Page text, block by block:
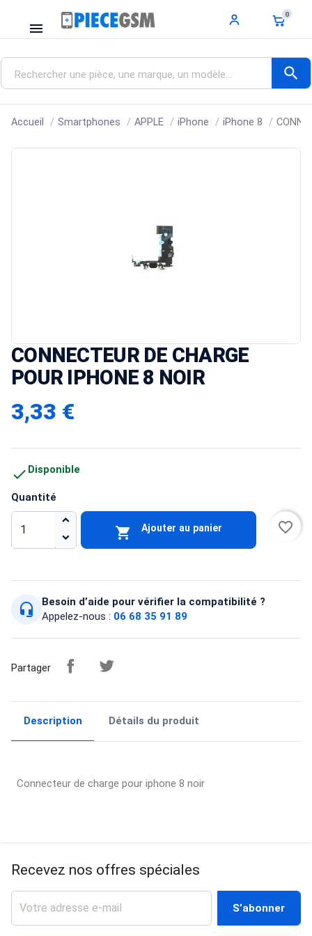
menu
0
search
Accueil Smartphones APPLE iPhone iPhone 8
CONNECTEUR DE CHARGE
POUR IPHONE 8 NOIR
3,33 €
Quantité
 Ajouter au panier favorite_border
 Disponible
headset_mic
Besoin d’aide pour vérifier la compatibilité ?
Appelez-nous : 06 68 35 91 89
Partager
Description Détails du produit
Connecteur de charge pour iphone 8 noir
Recevez nos offres spéciales